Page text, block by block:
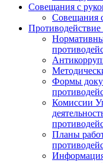
Совещания с
Совещания
Формы
Комиссии
Планы